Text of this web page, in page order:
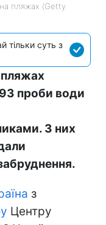
на пляжах (Getty
тільки суть з
проби води
З них
з
Центру